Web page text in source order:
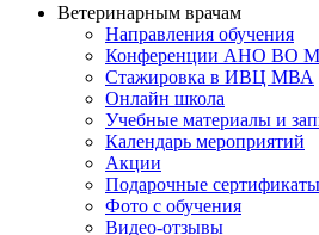
Ветеринарным врачам
Направления обучения
Конференции АНО ВО
Стажировка в ИВЦ МВА
Онлайн школа
Учебные материалы и
Календарь мероприятий
Акции
Подарочные сертификаты
Фото с обучения
Видео-отзывы